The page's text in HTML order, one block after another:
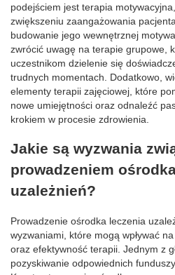
podejściem jest terapia
zwiększeniu zaangażowania
budowanie jego wewnętrznej
zwrócić uwagę na terapie grupowe,
uczestnikom dzielenie się
trudnych momentach. Dodatkowo,
elementy terapii zajęciowej, które
nowe umiejętności oraz odnaleźć
krokiem w procesie zdrowienia.
Jakie są wyzwania
prowadzeniem
uzależnień?
Prowadzenie ośrodka leczenia
wyzwaniami, które mogą wpływać
oraz efektywność terapii. Jednym z
pozyskiwanie odpowiednich